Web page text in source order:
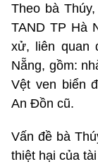
Theo bà
TAND TP Hà
xử, liên quan
Nẵng, gồm:
Vệt ven biển
An Đồn cũ.
Vấn đề bà
thiệt hại của